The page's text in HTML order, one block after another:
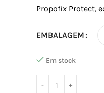
Propofix Protect,
EMBALAGEM
Em stock